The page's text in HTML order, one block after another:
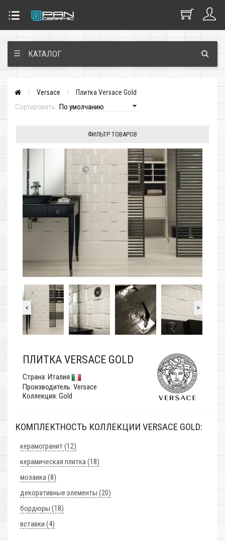
☰ КАТАЛОГ
Versace Плитка Versace Gold
Сортировать:
ФИЛЬТР ТОВАРОВ
< >
ПЛИТКА VERSACE GOLD
Страна: Италия
Производитель: Versace
Коллекция: Gold
КОМПЛЕКТНОСТЬ КОЛЛЕКЦИИ VERSACE GOLD:
керамогранит (12)
керамическая плитка (18)
мозаика (8)
декоративные элементы (20)
бордюры (18)
вставки (4)